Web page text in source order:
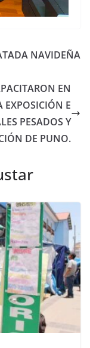
NAVIDEÑA
EN
EXPOSICIÓN E
PESADOS Y
DE PUNO.